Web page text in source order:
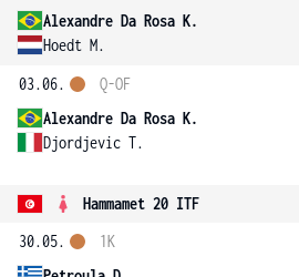
Alexandre Da Rosa K.
Hoedt M.
03.06.
Alexandre Da Rosa K.
Djordjevic T.
Q-OF
Hammamet 20 ITF
30.05.
1K